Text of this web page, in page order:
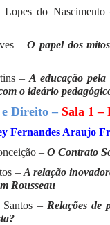
do Nascimento
–O papel dos
– A educação
o ideário
e Direito – Sala 1
Fernandes Araujo
– O Contrato
– A relação
Rousseau
Santos – Relações de